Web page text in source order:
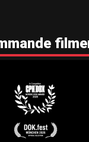
5 (på bio nu)
teaser 6 (på bio nu)
trailer, story 2
trailer, teaser 2
trailer, story 3
trailer, teaser 3